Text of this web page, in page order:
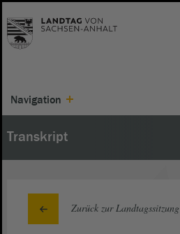
Navigation
Transkript
Zurück zur Landtagssitzung